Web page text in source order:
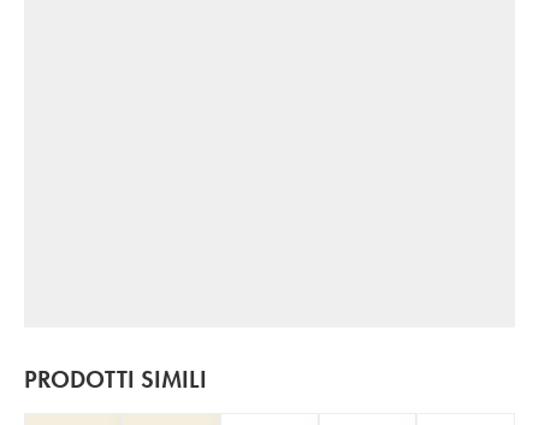
PRODOTTI SIMILI